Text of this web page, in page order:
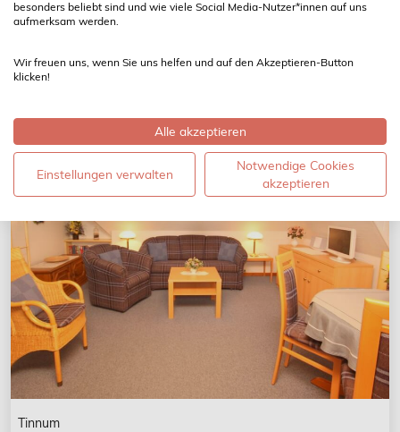
Ab 75,00 € pro Nacht
Tinnum
besonders beliebt sind und wie viele Social Media-Nutzer*innen auf uns
aufmerksam werden.
Wir freuen uns, wenn Sie uns helfen und auf den Akzeptieren-Button
klicken!
Alle akzeptieren
Einstellungen verwalten
Notwendige Cookies
akzeptieren